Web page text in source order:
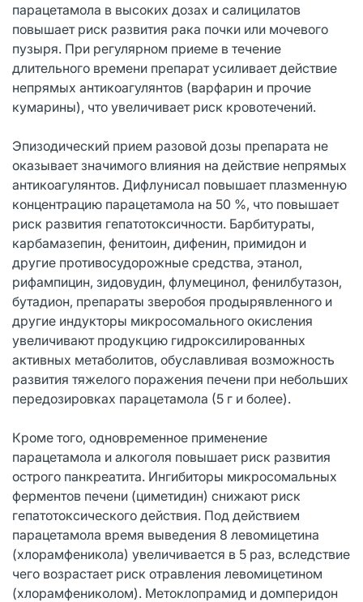
парацетамола в высоких дозах и салицилатов
повышает риск развития рака почки или мочевого
пузыря. При регулярном приеме в течение
длительного времени препарат усиливает действие
непрямых антикоагулянтов (варфарин и прочие
кумарины), что увеличивает риск кровотечений.
Эпизодический прием разовой дозы препарата не
оказывает значимого влияния на действие непрямых
антикоагулянтов. Дифлунисал повышает плазменную
концентрацию парацетамола на 50 %, что повышает
риск развития гепатотоксичности. Барбитураты,
карбамазепин, фенитоин, дифенин, примидон и
другие противосудорожные средства, этанол,
рифампицин, зидовудин, флумецинол, фенилбутазон,
бутадион, препараты зверобоя продырявленного и
другие индукторы микросомального окисления
увеличивают продукцию гидроксилированных
активных метаболитов, обуславливая возможность
развития тяжелого поражения печени при небольших
передозировках парацетамола (5 г и более).
Кроме того, одновременное применение
парацетамола и алкоголя повышает риск развития
острого панкреатита. Ингибиторы микросомальных
ферментов печени (циметидин) снижают риск
гепатотоксического действия. Под действием
парацетамола время выведения 8 левомицетина
(хлорамфеникола) увеличивается в 5 раз, вследствие
чего возрастает риск отравления левомицетином
(хлорамфениколом). Метоклопрамид и домперидон